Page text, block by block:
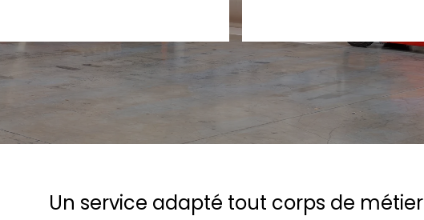
Un service adapté tout corps de métier